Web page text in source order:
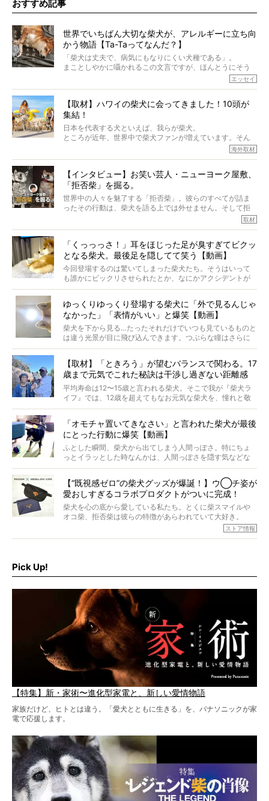
おすすめ記事
世界でいちばん大切な柴犬が、アレルギーに立ち向
かう物語【Ta-Taってなんだ？】
「柴犬は丈夫で、病気にもなりにくい犬種である」。
まことしやかに囁かれるこの文言ですが、ほんとうにそう
もちろん、犬種としての完成度がとてつもなく高い柴犬だ
でも、いざそれぞれの個体を見ていくと、丈夫で病気にも
なりにくい、とは言えないような気もするのです。
実際に「病気にならない」などということはないし、飼い
主はそのためにやるべきことがある。
今回は、柴犬に関わる方たちすべてに読んで欲しい、ある
ご本人からのレポートは、愛情たっぷりで示唆に富んだ物
語でした。
※文章はご本人の了承を得て編集しています
※画像はすべてイメージです
※この記事は個人の感想であり、効果・効能を示すものではありません
エッセイ
【取材】ハワイの柴犬に会ってきました！10頭が
集結！
日本を代表する犬といえば、我らが柴犬。
ところが近年、世界中で柴犬ファンが増えています。そん
な中「柴犬ライフ」が目をつけたのは、南の楽園ハワイ。
柴犬オーナーが多く、定期的にオフ会まで開催されている
そんな噂を聞きつけ、今回はハワイの柴犬たちを取材して
きました！
海外取材
【インタビュー】お笑い芸人・ニューヨーク屋敷、
「拒否柴」を掘る。
世界中の人々を魅了する「拒否柴」。彼らのすべてが詰ま
ったその行動は、柴犬を語る上では外せません。そして拒
否柴がここまで話題になるのは、“映える”ことも理由のひと
がるのでしょうか。
最近版画製作を始めた、お笑いコンビ「ニューヨーク」の
屋敷裕政さんに、拒否柴を掘っていただきました！ イン
タビューと合わせてご覧ください。
取材
「くっっっさ！」耳をほじった足が臭すぎてビクッ
となる柴犬。最後足を隠してて笑う【動画】
今回登場するのは驚いてしまった柴犬たち。そうはいって
も誰かにビックリさせられたとか、なにかアクシデントが
起きたとか、そういうことが原因ではありません。全ての
ゆっくりゆっくり登場する柴犬に「外で見るんじゃ
なかった」「表情がいい」と爆笑【動画】
柴犬を下から見る…たったそれだけでいつも見ているものと
は違う光景が目に飛び込んできます。つぶらな瞳はさらに
つぶらに見え、モフモフのお顔はさらにモフモフに見えま
【取材】「ときろう」が望むバランスで関わる。17
歳まで元気でこれた秘訣は干渉し過ぎない距離感
#38ときろう
平均寿命は12〜15歳と言われる柴犬。そこで我が『柴犬ラ
イフ』では、12歳を超えてもなお元気な柴犬を、憧れと敬
意を込めて“レジェンド柴”と呼んでいます。 この特集で
ォーカスし、その元気の秘訣や、老犬と暮らすうえで大切
だと思うことを、オーナーさんに語っていただきます。今
回登場してくれたのは、17歳のときろうくん。小さい頃か
ら食が細かったため、何でも食べさせてきたということで
「オモチャ置いてきなさい」と言われた柴犬が最後
にとった行動に爆笑【動画】
ふとした瞬間、柴犬から出てしまう人間っぽさ。特にちょ
っとイラッとした時なんかは、人間っぽさを隠す気などな
いように見えます。もしかして本当の本当は、中身は人間
【“既視感ゼロ”の柴犬グッズが爆誕！】ウ◯チ姿が
愛おしすぎるコラボプロダクトがついに完成！
柴犬を心の底から愛している私たち。とくに柴スマイルや
オコ柴、拒否柴は彼らの特徴があらわれていて大好き。
でもちょっと待て…もうひとつ、忘れてはならない愛おしい
シーンがあったぞ。それは、背中を丸めて“ウンチなう”の姿
ストア情報
Pick Up!
【特集】新・家術〜進化型家電と、新しい愛情物語
家族だけど、ヒトとは違う。「愛犬とともに生きる」を、パナソニックが家
電で応援します。